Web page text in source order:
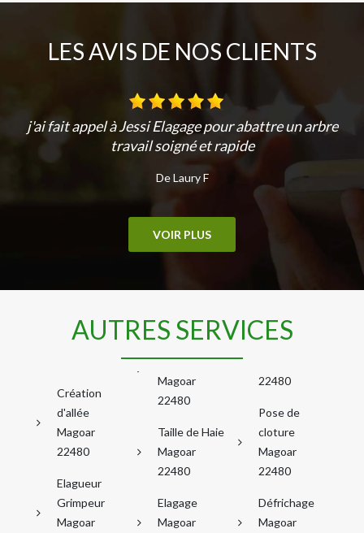
LES AVIS DE NOS CLIENTS
j'ai fait appel à Jessi Elagage pour abattre un arbre
travail soigné et rapide
De Laury F
VOIR PLUS
AUTRES SERVICES
Création
d'allée
Magoar
22480
Elagueur
Grimpeur
Magoar
Magoar
22480
Taille de Haie
Magoar
22480
Elagage
Magoar
22480
Pose de
cloture
Magoar
22480
Défrichage
Magoar